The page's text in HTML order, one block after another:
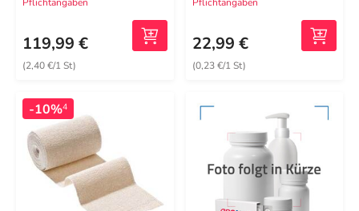
119,99 €
(2,40 €/1 St)
22,99 €
(0,23 €/1 St)
-10%4